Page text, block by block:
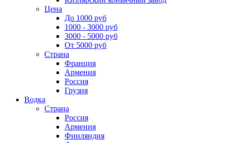
Цена
До 1000 руб
1000 - 3000 руб
3000 - 5000 руб
От 5000 руб
Страна
Франция
Армения
Россия
Грузия
Водка
Страна
Россия
Армения
Финляндия